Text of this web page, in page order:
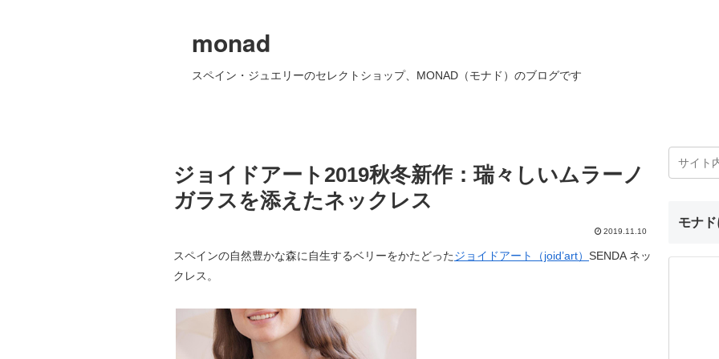
monad
スペイン・ジュエリーのセレクトショップ、MONAD（モナド）のブログです
ジョイドアート2019秋冬新作：瑞々しいムラーノ
ガラスを添えたネックレス
2019.11.10
スペインの自然豊かな森に自生するベリーをかたどったジョイドアート（joid’art） SENDA ネッ
クレス。
モナ